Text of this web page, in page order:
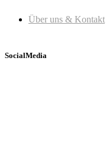
Über uns & Kontakt
SocialMedia